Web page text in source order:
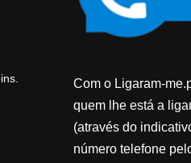
Com o Ligaram-
quem lhe está a
(através do
número telefone